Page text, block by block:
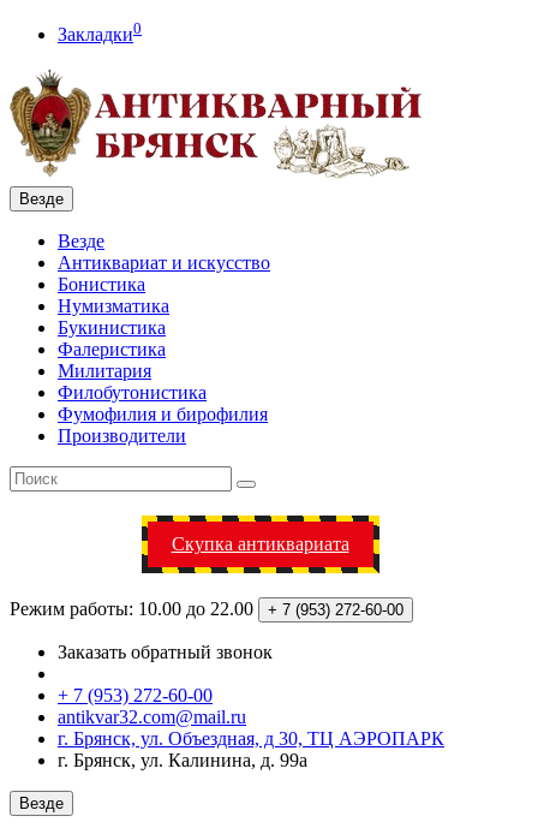
Закладки0
Везде
Везде
Антиквариат и искусство
Бонистика
Нумизматика
Букинистика
Фалеристика
Милитария
Филобутонистика
Фумофилия и бирофилия
Производители
Скупка антиквариата
Режим работы: 10.00 до 22.00 + 7 (953) 272-60-00
Заказать обратный звонок
+ 7 (953) 272-60-00
antikvar32.com@mail.ru
г. Брянск, ул. Объездная, д 30, ТЦ АЭРОПАРК
г. Брянск, ул. Калинина, д. 99а
Везде